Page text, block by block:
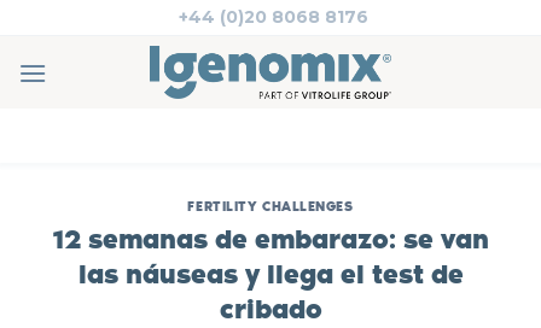
content
+44 (0)20 8068 8176
FERTILITY CHALLENGES
12 semanas de embarazo: se van
las náuseas y llega el test de
cribado